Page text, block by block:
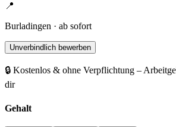
📍
Burladingen · ab sofort
Unverbindlich bewerben
🔒 Kostenlos & ohne Verpflichtung –
dir
Gehalt